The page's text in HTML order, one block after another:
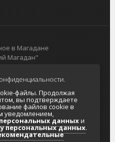
в Магадане
Магадан"
портал
в отношении обработки
данных
обработку персональных
файлы. Продолжая
вы подтверждаете
файлов cookie в
уведомлением,
данныхи
персональных данных.